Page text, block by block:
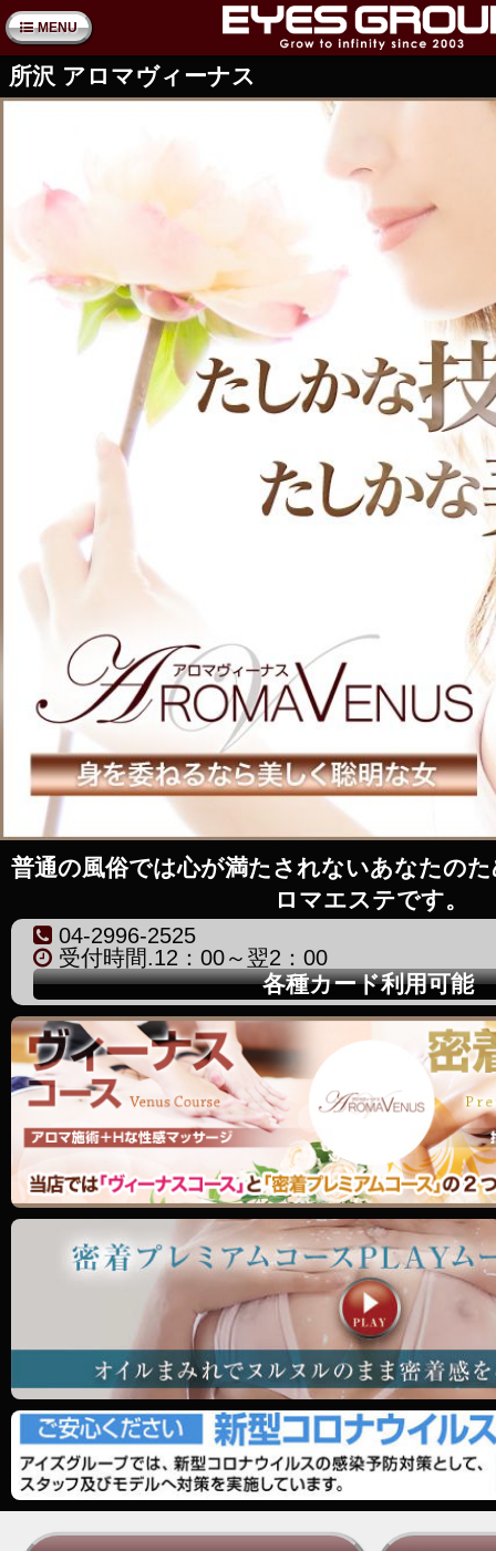
MENU
所沢 アロマヴィーナス
普通の風俗では心が満たされないあなたの
ロマエステです。
04-2996-2525
受付時間.12：00～翌2：00
各種カード利用可能